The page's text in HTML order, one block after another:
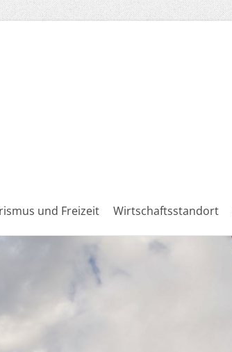
und Freizeit Wirtschaftsstandort